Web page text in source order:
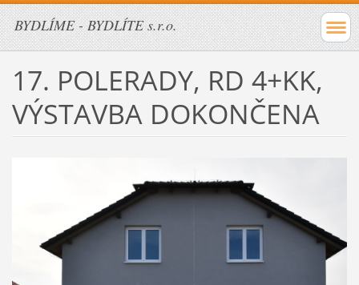
BYDLÍME - BYDLÍTE s.r.o.
17. POLERADY, RD 4+KK,
VÝSTAVBA DOKONČENA